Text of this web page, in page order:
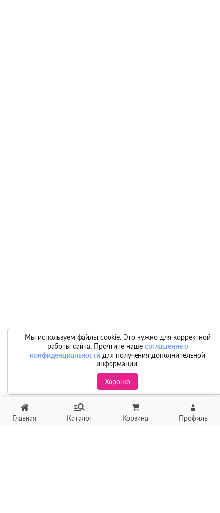
Главная Каталог Корзина Профиль
Мы используем файлы cookie. Это нужно для корректной
работы сайта. Прочтите наше соглашение о
конфиденциальностидля получения дополнительной
информации.
Хорошо